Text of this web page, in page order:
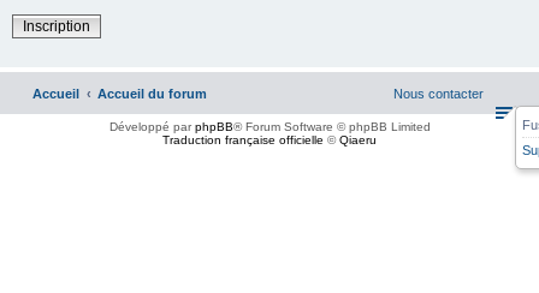
Inscription
Accueil Accueil du forum Nous contacter
Développé parphpBB® Forum Software © phpBB Limited
Traduction française officielle ©Qiaeru